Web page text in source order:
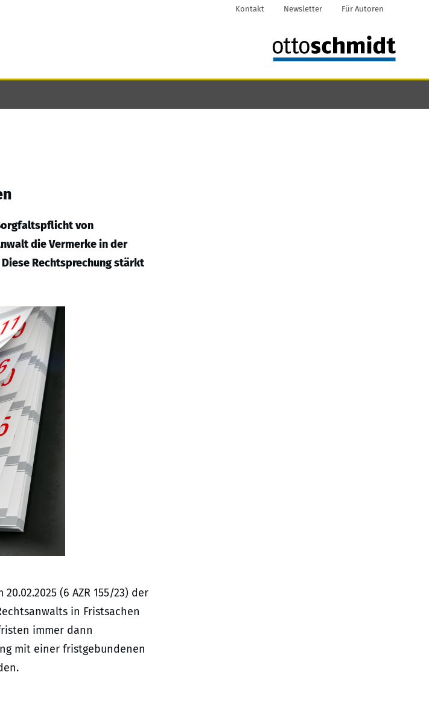
Kontakt Newsletter Für Autoren
von
die Vermerke in der
Rechtsprechung stärkt
(6 AZR 155/23) der
in Fristsachen
immer dann
mit einer fristgebundenen